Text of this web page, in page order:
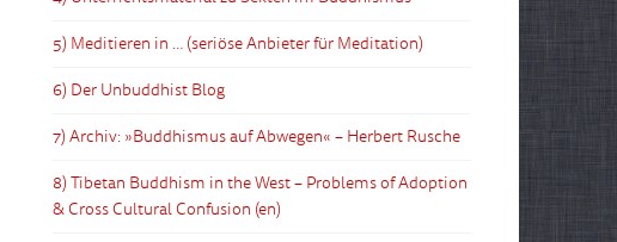
5) Meditieren in … (seriöse Anbieter für Meditation)
6) Der Unbuddhist Blog
7) Archiv: »Buddhismus auf Abwegen« – Herbert Rusche
8) Tibetan Buddhism in the West – Problems of Adoption
& Cross Cultural Confusion (en)